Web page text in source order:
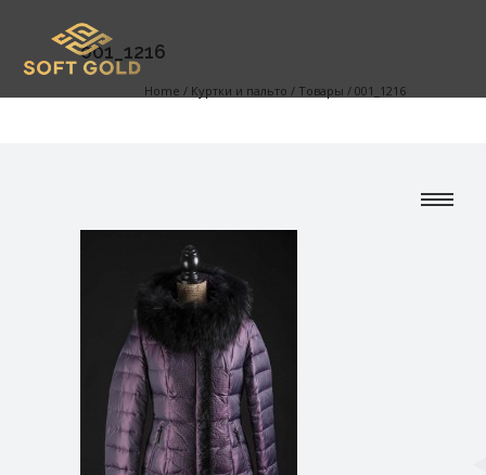
001_1216
Home / Куртки и пальто / Товары / 001_1216